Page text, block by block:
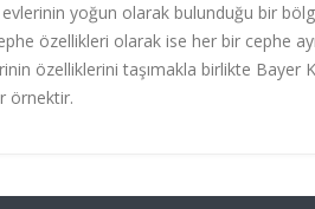
yoğun olarak bulunduğu bir
özellikleri olarak ise her bir cephe
özelliklerini taşımakla birlikte Bayer
örnektir.